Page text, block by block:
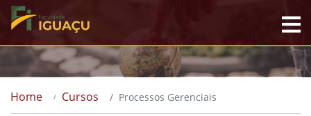
Home Cursos Processos Gerenciais